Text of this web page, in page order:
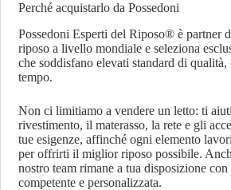
Perché acquistarlo da Possedoni
Possedoni Esperti del Riposo® è partner
riposo a livello mondiale e seleziona
che soddisfano elevati standard di
tempo.
Non ci limitiamo a vendere un letto: ti
rivestimento, il materasso, la rete e gli
tue esigenze, affinché ogni elemento
per offrirti il miglior riposo possibile.
nostro team rimane a tua disposizione con
competente e personalizzata.